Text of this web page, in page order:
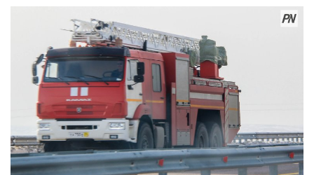
СПЕЦПРОЕКТЫ
СПОРТ
Чек-лист
РАЗВЛЕЧЕНИЯ